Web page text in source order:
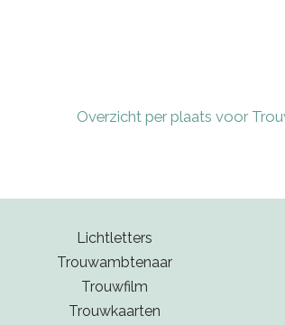
Overzicht per plaats voor
Lichtletters
Trouwambtenaar
Trouwfilm
Trouwkaarten